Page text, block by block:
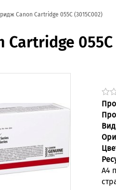
Canon Cartridge 055C (3015C002)
055C
А4